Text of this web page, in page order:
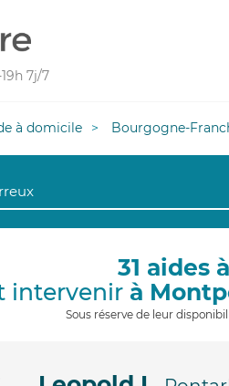
7j/7
à domicile Bourgogne-
31 aides
intervenir à
Sous réserve de leur